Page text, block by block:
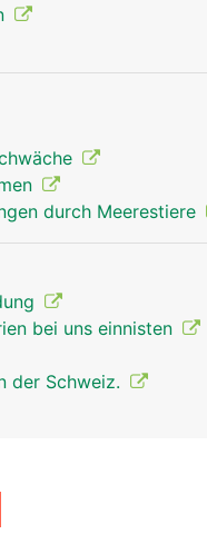
durch Meerestiere
bei uns einnisten
der Schweiz.